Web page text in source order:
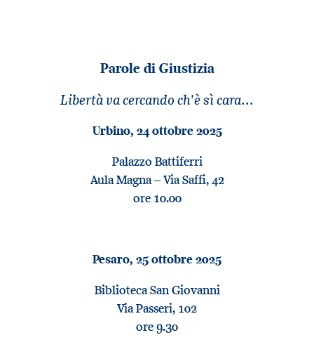
Parole di Giustizia
Libertà va cercando ch'è sì cara...
Urbino, 24 ottobre 2025
Palazzo Battiferri
Aula Magna – Via Saffi, 42
ore 10.00
Pesaro, 25 ottobre 2025
Biblioteca San Giovanni
Via Passeri, 102
ore 9.30